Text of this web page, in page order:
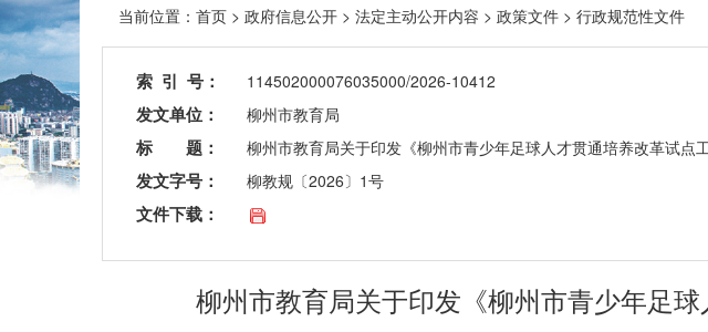
当前位置： 首页 > 政府信息公开 > 法定主动公开内容 > 政策文件 > 行政规范性文件
索 引 号： 114502000076035000/2026-10412
发文单位： 柳州市教育局
标 题： 柳州市教育局关于印发《柳州市青少年足球人才贯通培养改革试点
发文字号： 柳教规〔2026〕1号
文件下载：
柳州市教育局关于印发《柳州市青少年足